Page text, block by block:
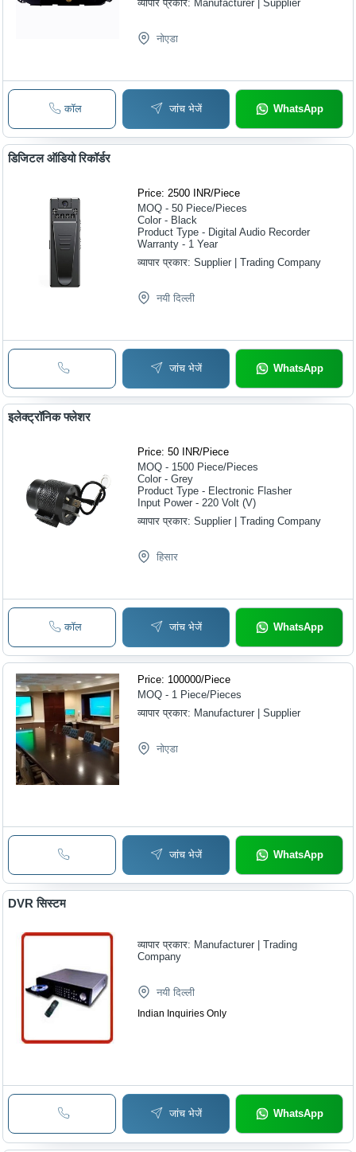
व्यापार प्रकार: Manufacturer | Supplier
नोएडा
कॉल जांच भेजें WhatsApp
डिजिटल ऑडियो रिकॉर्डर
Price: 2500 INR/Piece
MOQ - 50 Piece/Pieces
Color - Black
Product Type - Digital Audio Recorder
Warranty - 1 Year
व्यापार प्रकार:Supplier | Trading Company
नयी दिल्ली
जांच भेजें WhatsApp
इलेक्ट्रॉनिक फ्लेशर
Price: 50 INR/Piece
MOQ - 1500 Piece/Pieces
Color - Grey
Product Type - Electronic Flasher
Input Power - 220 Volt (V)
व्यापार प्रकार:Supplier | Trading Company
हिसार
कॉल जांच भेजें WhatsApp
Price: 100000/Piece
MOQ - 1 Piece/Pieces
व्यापार प्रकार: Manufacturer | Supplier
नोएडा
जांच भेजें WhatsApp
DVR सिस्टम
व्यापार प्रकार: Manufacturer | Trading
Company
नयी दिल्ली
Indian Inquiries Only
जांच भेजें WhatsApp